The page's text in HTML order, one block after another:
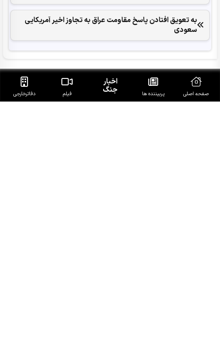
به تعویق افتادن پاسخ مقاومت عراق به تجاوز اخیر آمریکایی
سعودی
صفحه اصلی پربیننده ها
اخبار
جنگ فیلم دفاتر‌خارجی